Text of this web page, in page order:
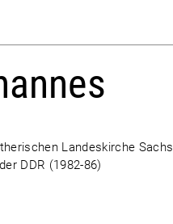
Landeskirche
DDR (1982-86)